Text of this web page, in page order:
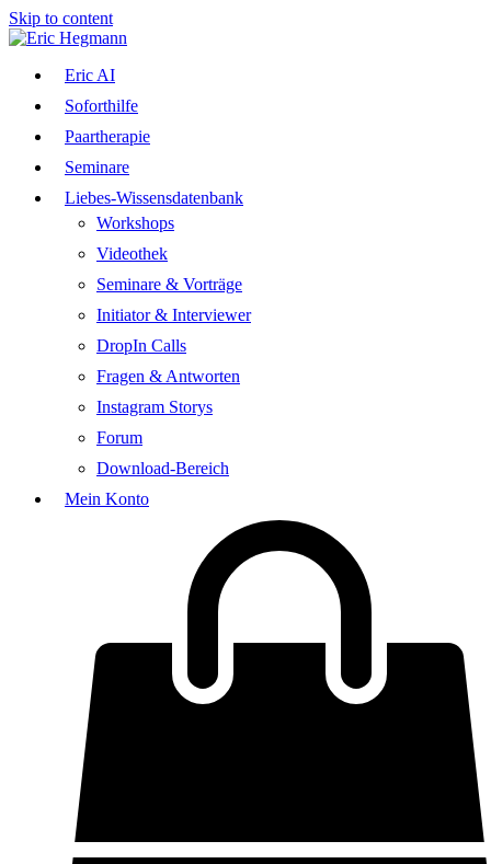
Skip to content
Eric AI
Soforthilfe
Paartherapie
Seminare
Liebes-Wissensdatenbank
Workshops
Videothek
Seminare & Vorträge
Initiator & Interviewer
DropIn Calls
Fragen & Antworten
Instagram Storys
Forum
Download-Bereich
Mein Konto